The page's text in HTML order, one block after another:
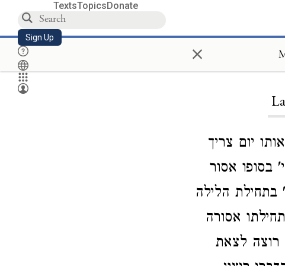
TextsTopicsDonate
Sign Up ×
יום צריך
בסופו אסור
הלילה
אסורה
רוצה לצאת